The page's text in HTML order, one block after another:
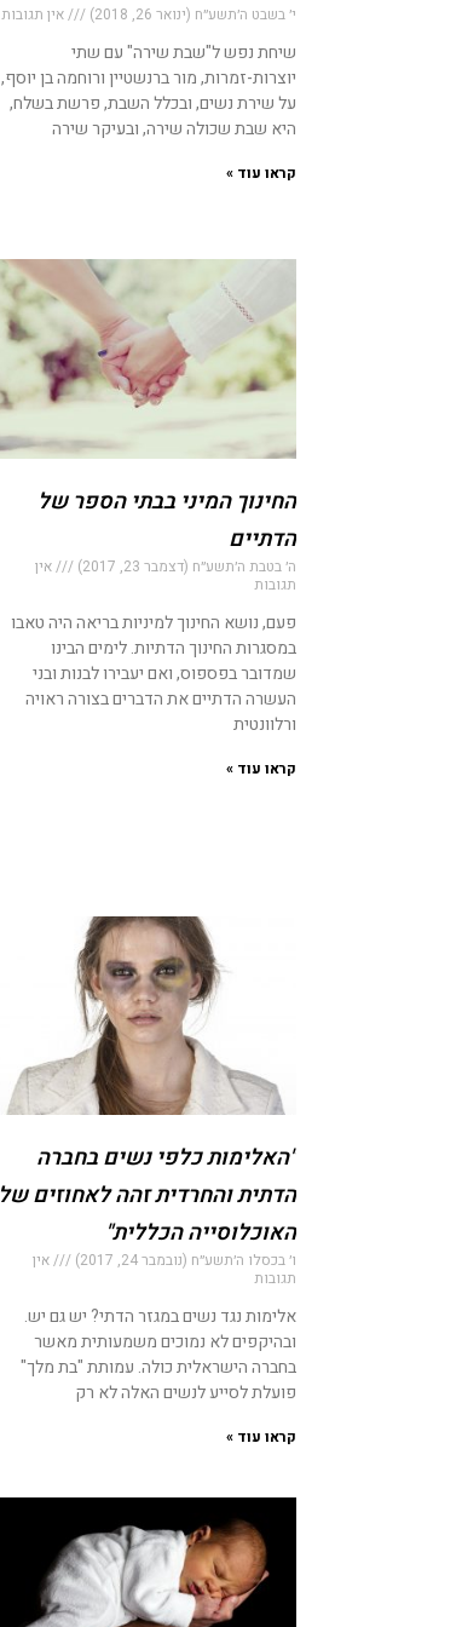
י׳ בשבט ה׳תשע״ח (ינואר 26, 2018) אין תגובות
שיחת נפש ל"שבת שירה" עם שתי
יוצרות-זמרות, מור ברנשטיין ורוחמה בן יוסף,
על שירת נשים, ובכלל השבת, פרשת בשלח,
היא שבת שכולה שירה, ובעיקר שירה
קראו עוד »
החינוך המיני בבתי הספר של
הדתיים
ה׳ בטבת ה׳תשע״ח (דצמבר 23, 2017)
אין
תגובות
פעם, נושא החינוך למיניות בריאה היה טאבו
במסגרות החינוך הדתיות. לימים הבינו
שמדובר בפספוס, ואם יעבירו לבנות ובני
העשרה הדתיים את הדברים בצורה ראויה
ורלוונטית
קראו עוד »
"האלימות כלפי נשים בחברה
הדתית והחרדית זהה לאחוזים של
האוכלוסייה הכללית"
ו׳ בכסלו ה׳תשע״ח (נובמבר 24, 2017)
אין
תגובות
אלימות נגד נשים במגזר הדתי? יש גם יש.
ובהיקפים לא נמוכים משמעותית מאשר
בחברה הישראלית כולה. עמותת "בת מלך"
פועלת לסייע לנשים האלה לא רק
קראו עוד »